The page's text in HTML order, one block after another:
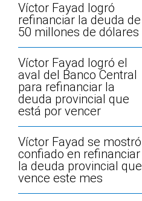
Víctor Fayad logró
refinanciar la deuda de
50 millones de dólares
Víctor Fayad logró el
aval del Banco Central
para refinanciar la
deuda provincial que
está por vencer
Víctor Fayad se mostró
confiado en refinanciar
la deuda provincial que
vence este mes